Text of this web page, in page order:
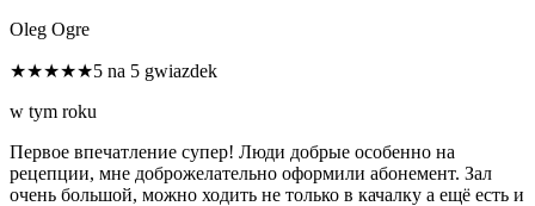
Oleg Ogre
★★★★★5 na 5 gwiazdek
w tym roku
Первое впечатление супер! Люди добрые особенно на
рецепции, мне доброжелательно оформили абонемент. Зал
очень большой, можно ходить не только в качалку а ещё есть и